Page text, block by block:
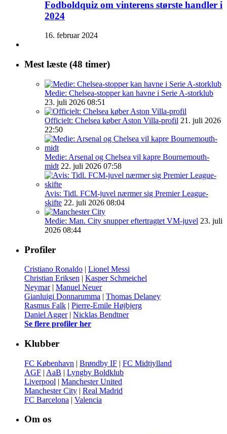
Fodboldquiz om vinterens største handler i
2024
16. februar 2024
Mest læste (48 timer)
Medie: Chelsea-stopper kan havne i Serie A-storklub
23. juli 2026 08:51
Officielt: Chelsea køber Aston Villa-profil 21. juli 2026
22:50
Medie: Arsenal og Chelsea vil kapre Bournemouth-
midt 22. juli 2026 07:58
Avis: Tidl. FCM-juvel nærmer sig Premier League-
skifte 22. juli 2026 08:04
Medie: Man. City snupper eftertragtet VM-juvel 23. juli
2026 08:44
Profiler
Cristiano Ronaldo | Lionel Messi
Christian Eriksen | Kasper Schmeichel
Neymar| Manuel Neuer
Gianluigi Donnarumma | Thomas Delaney
Rasmus Falk | Pierre-Emile Højbjerg
Daniel Agger| Nicklas Bendtner
Se flere profiler her
Klubber
FC København | Brøndby IF | FC Midtjylland
AGF | AaB | Lyngby Boldklub
Liverpool | Manchester United
Manchester City | Real Madrid
FC Barcelona | Valencia
Om os